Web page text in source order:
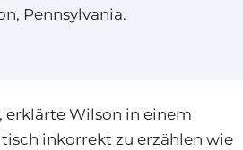
Pennsylvania.
erklärte Wilson in einem
inkorrekt zu erzählen wie